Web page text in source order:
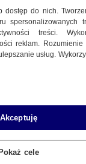
dostęp do nich.
spersonalizowanych
treści.
reklam.
usług.
Akceptuję
Pokaż cele